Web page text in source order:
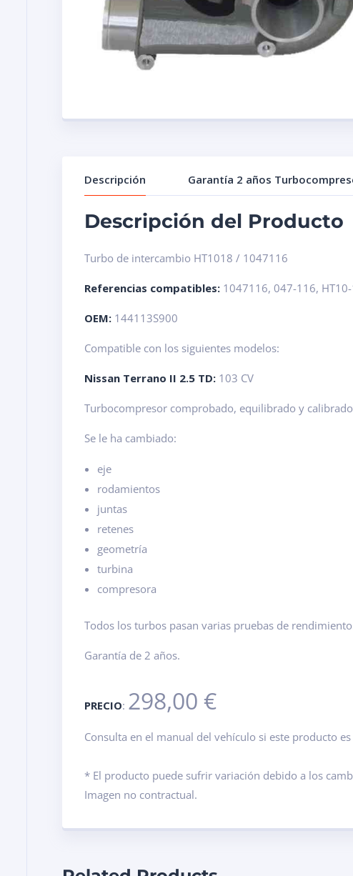
Descripción Garantía 2 años
Descripción del Producto
Turbo de intercambio HT1018 / 1047116
Referencias compatibles: 1047116, 047-116,
OEM: 144113S900
Compatible con los siguientes modelos:
Nissan Terrano II 2.5 TD: 103 CV
Turbocompresor comprobado, equilibrado y
Se le ha cambiado:
eje
rodamientos
juntas
retenes
geometría
turbina
compresora
Todos los turbos pasan varias pruebas de
Garantía de 2 años.
PRECIO: 298,00 €
Consulta en el manual del vehículo si este producto
* El producto puede sufrir variación debido a los
Imagen no contractual.